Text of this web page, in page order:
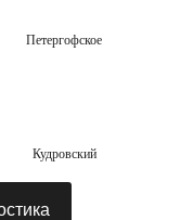
Петергофское
Кудровский